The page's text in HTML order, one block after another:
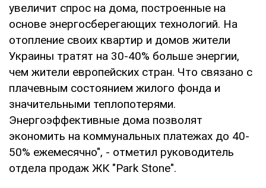
увеличит спрос на дома, построенные на
основе энергосберегающих технологий. На
отопление своих квартир и домов жители
Украины тратят на 30-40% больше энергии,
чем жители европейских стран. Что связано с
плачевным состоянием жилого фонда и
значительными теплопотерями.
Энергоэффективные дома позволят
экономить на коммунальных платежах до 40-
50% ежемесячно", - отметил руководитель
отдела продаж ЖК "Park Stone".